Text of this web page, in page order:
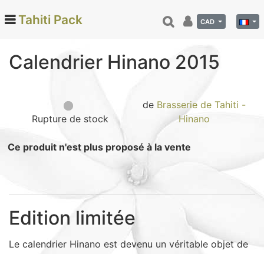
Tamanu (12)
Vanille de Tahiti (26)
Calendriers et agenda (6)
Tahiti Pack CAD
Calendrier Hinano 2015
Rupture de stock
de Brasserie de Tahiti -
Hinano
Ce produit n'est plus proposé à la vente
Edition limitée
Le calendrier Hinano est devenu un véritable objet de